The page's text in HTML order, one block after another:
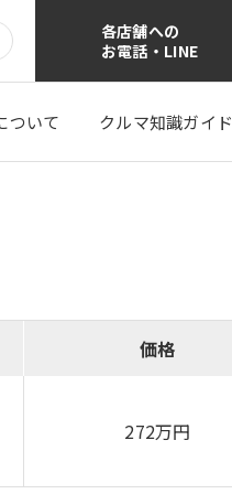
各店舗への
お電話・LINE
ついて クルマ知識ガイド
価格
272万円